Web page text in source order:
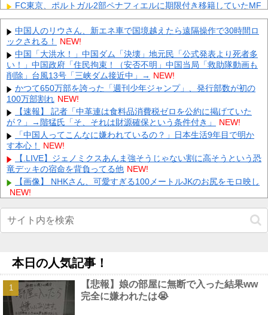
FC東京、ポルトガル2部ペナフィエルに期限付き移籍していたMF
安斎颯馬の復帰を発表 「自分にできることを精一杯頑張りま
す... NEW!
英BBC：アストンマーチン内部の分析ではホンダPUはメルセデス
からラップ1.5秒遅れらしい
NEW!
元日向坂46・松田好花、食中毒で「腹痛とおう吐と下痢が止まら
ない」原因は夏の風物詩だった NEW!
【衝撃】 イオンモール爆発事故、『とんでもない事実』が判明し
てしまう・・・・・・
【ＧＪ】 クラスに迷惑な池沼がいた。リーダー格のＡ「なんで支
援学級に入れないんですか？」先生「背の高い低いと同じで、こ
れ... NEW!
【画像】 日産が社運をかけて発売するSUVｗｗｗｗｗｗｗ
義兄嫁が自宅をサロンにして姪を毎日ウトメへ預ける生活に。数
年後、そのツケが一気に回ってきて…
【速報】 NHKの性被害問題、性加害した番組出演者が衝撃告白！
NEW!
Powered by livedoor 相互RSS
中国人のリウさん、新エネ車で国境越えたら遠隔操作で30時間ロ
ックされる！
NEW!
中国「大洪水！」中国ダム「決壊」地元民「公式発表より死者多
い！」中国政府「住民拘束！（安否不明」中国当局「救助隊動画も
削除」台風13号「三峡ダム接近中」→ NEW!
かつて650万部を誇った「週刊少年ジャンプ」、発行部数が初の
100万部割れ NEW!
【速報】 記者「中革連は食料品消費税ゼロを公約に掲げていた
が？」→階猛氏「そ、それは財源確保という条件付き」
NEW!
「中国人ってこんなに嫌われているの？」日本生活9年目で明か
す本心！
NEW!
【.LIVE】ジェノミクスあんま強そうじゃない割に高そうという恐
竜デッキの宿命を背負ってる他 NEW!
【画像】 NHKさん、可愛すぎる100メートルJKのお尻をモロ映し
NEW!
かもしれないぞ・・・他
【画像】 避難所の女がHすぎるｗｗｗｗｗ
【画像】 この∧∨女優さんで100万回抜いてるｗｗｗｗｗｗｗ
NEW!
「電車で女性が失神したら無言の男が真横についてきた」とタレ
ントが主張、虚言疑惑が出ると「その男の垢を発見した」と追加主
張するも……他
本日の人気記事！
【悲報】娘の部屋に無断で入った結果ww
完全に嫌われたは😭